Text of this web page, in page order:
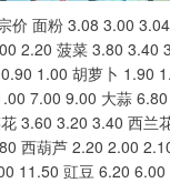
价 面粉 3.08 3.00
2.20 菠菜 3.80
1.00 胡萝卜 1.90
7.00 9.00 大蒜
3.60 3.20 3.40 西
西葫芦 2.20 2.00
11.50 豇豆 6.20